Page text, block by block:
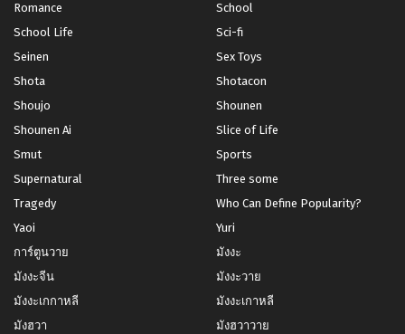
Romance
School
School Life
Sci-fi
Seinen
Sex Toys
Shota
Shotacon
Shoujo
Shounen
Shounen Ai
Slice of Life
Smut
Sports
Supernatural
Three some
Tragedy
Who Can Define Popularity?
Yaoi
Yuri
การ์ตูนวาย
มังงะ
มังงะจีน
มังงะวาย
มังงะเกกาหลี
มังงะเกาหลี
มังฮวา
มังฮวาวาย